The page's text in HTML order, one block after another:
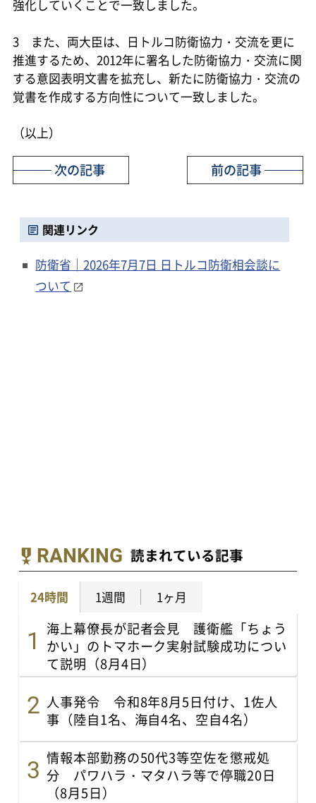
強化していくことで一致しました。
3 また、両大臣は、日トルコ防衛協力・交流を更に
推進するため、2012年に署名した防衛協力・交流に関
する意図表明文書を拡充し、新たに防衛協力・交流の
覚書を作成する方向性について一致しました。
（以上）
前の記事
次の記事
関連リンク
防衛省｜2026年7月7日 日トルコ防衛相会談に
ついて
RANKING 読まれている記事
24時間 1週間 1ヶ月
海上幕僚長が記者会見 護衛艦「ちょう
かい」のトマホーク実射試験成功につい
て説明（8月4日）
人事発令 令和8年8月5日付け、1佐人
事（陸自1名、海自4名、空自4名）
情報本部勤務の50代3等空佐を懲戒処
分 パワハラ・マタハラ等で停職20日
（8月5日）